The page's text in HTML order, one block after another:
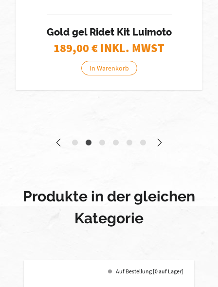
Gold gel Ridet Kit Luimoto
189,00€ INKL. MWST
In Warenkorb
Produkte in der gleichen
Kategorie
Auf Bestellung [0 auf Lager]